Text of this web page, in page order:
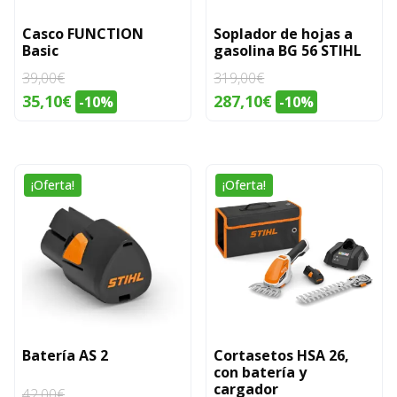
Casco FUNCTION
Basic
39,00€
El
era:
39,00€.
35,10€El
es:
35,10€.
-10%
Soplador de hojas a
gasolina BG 56 STIHL
319,00€
El
era:
319,00€.
287,10€El
es:
287,10€.
-10%
¡Oferta!
Batería AS 2
¡Oferta!
Cortasetos HSA 26,
con batería y
cargador